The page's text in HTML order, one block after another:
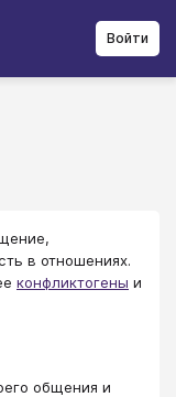
Войти
в отношениях.
конфликтогены и
общения и